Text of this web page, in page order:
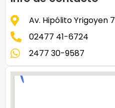
Av. Hipólito Yrigoyen
02477 41-6724
2477 30-9587